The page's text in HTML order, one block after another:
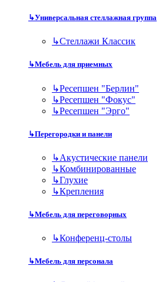
↳Универсальная стеллажная группа
↳Стеллажи Классик
↳Мебель для приемных
↳Ресепшен "Берлин"
↳Ресепшен "Фокус"
↳Ресепшен "Эрго"
↳Перегородки и панели
↳Акустические панели
↳Комбинированные
↳Глухие
↳Крепления
↳Мебель для переговорных
↳Конференц-столы
↳Мебель для персонала